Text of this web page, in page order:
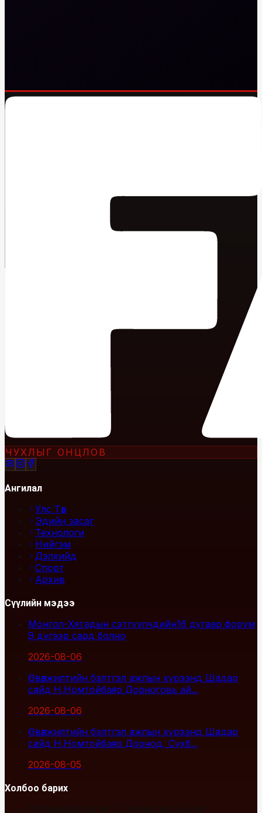
ЧУХЛЫГ ОНЦЛОВ
Ангилал
Улс Төр
Эдийн засаг
Технологи
Нийгэм
Дэлхийд
Спорт
Архив
Сүүлийн мэдээ
Монгол-Хятадын сэтгүүлчдийн16 дугаар форум
9 дүгээр сард болно
2026-08-06
Өвөлжилтийн бэлтгэл ажлын хүрээнд Шадар
сайд Н.Номтойбаяр Дорноговь ай...
2026-08-06
Өвөлжилтийн бэлтгэл ажлын хүрээнд Шадар
сайд Н.Номтойбаяр Дорнод, Сүхб...
2026-08-05
Холбоо барих